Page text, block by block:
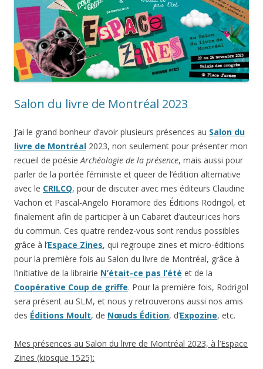
Salon du livre de Montréal 2023
J’ai le grand bonheur d’avoir plusieurs présences au Salon du
livre de Montréal 2023, non seulement pour présenter mon
recueil de poésieArchéologie de la présence, mais aussi pour
parler de la portée féministe et queer de l’édition alternative
avec le CRILCQ, pour de discuter avec mes éditeurs Claudine
Vachon et Pascal-Angelo Fioramore des Éditions Rodrigol, et
finalement afin de participer à un Cabaret d’auteur.ices hors
du commun. Ces quatre rendez-vous sont rendus possibles
grâce à l’Espace Zines, qui regroupe zines et micro-éditions
pour la première fois au Salon du livre de Montréal, grâce à
l’initiative de la librairie N’était-ce pas l’été et de la
Coopérative Coup de griffe. Pour la première fois, Rodrigol
sera présent au SLM, et nous y retrouverons aussi nos amis
des Éditions Moult, de Nœuds Édition, d’Expozine, etc.
Mes présences au Salon du livre de Montréal 2023, à l’Espace
Zines (kiosque 1525):